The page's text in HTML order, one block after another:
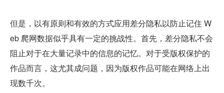
但是，以有原则和有效的方式应用差分隐私以防止记住 W
eb 爬网数据似乎具有一定的挑战性。首先，差分隐私不会
阻止对于在大量记录中的信息的记忆。对于受版权保护的
作品而言，这尤其成问题，因为版权作品可能在网络上出
现数千次。